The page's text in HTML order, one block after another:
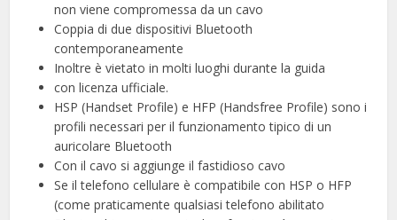
non viene compromessa da un cavo
Coppia di due dispositivi Bluetooth
contemporaneamente
Inoltre è vietato in molti luoghi durante la guida
con licenza ufficiale.
HSP (Handset Profile) e HFP (Handsfree Profile) sono i
profili necessari per il funzionamento tipico di un
auricolare Bluetooth
Con il cavo si aggiunge il fastidioso cavo
Se il telefono cellulare è compatibile con HSP o HFP
(come praticamente qualsiasi telefono abilitato